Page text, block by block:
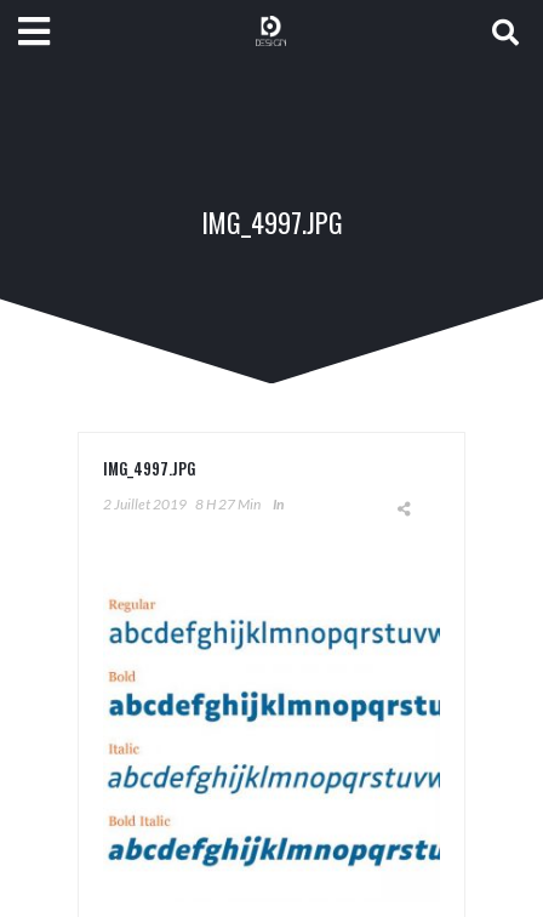
IMG_4997.JPG
IMG_4997.JPG
2 Juillet 2019 8 H 27 Min In